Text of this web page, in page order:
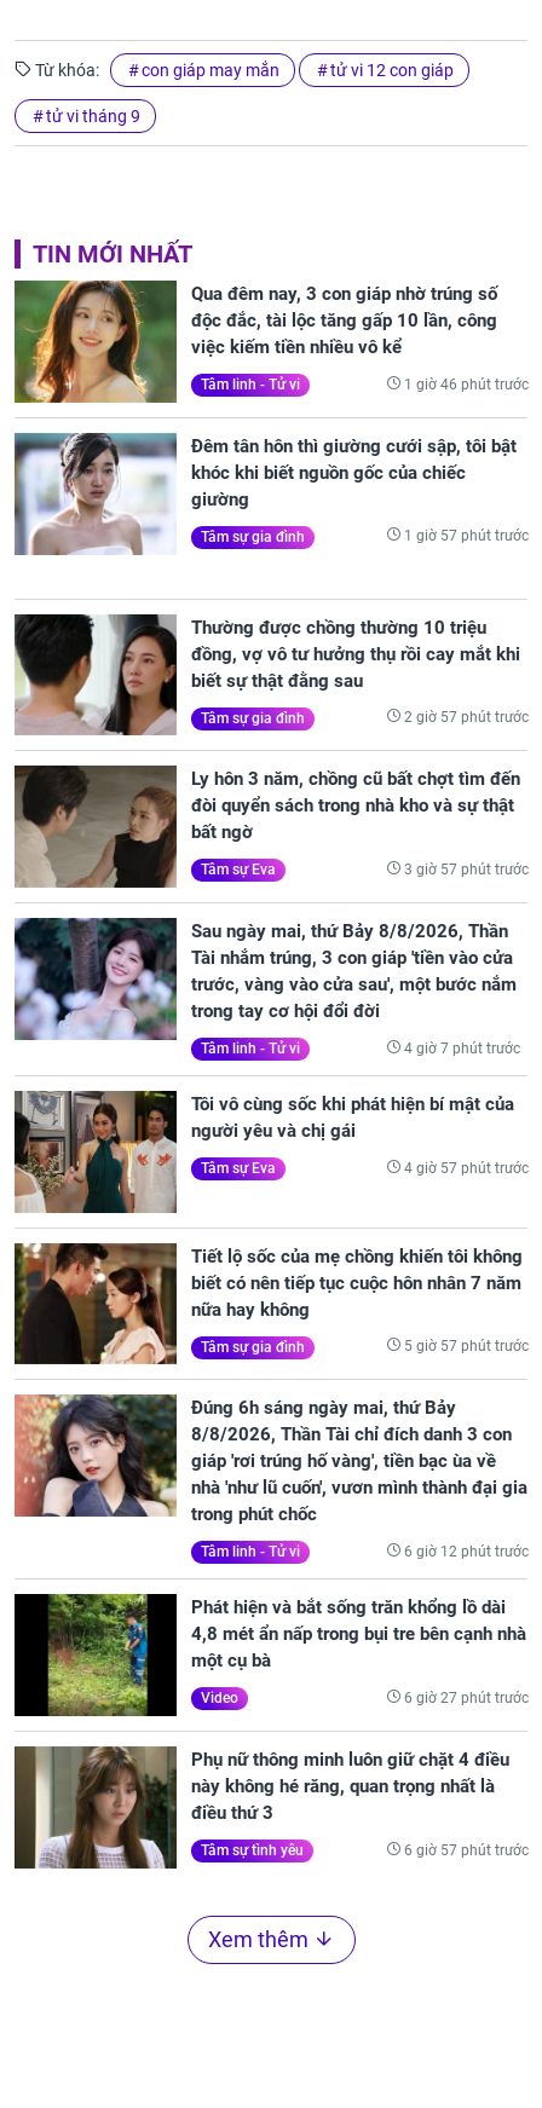
Từ khóa: con giáp may mắn tử vi 12 con giáp
tử vi tháng 9
TIN MỚI NHẤT
Qua đêm nay, 3 con giáp nhờ trúng số
độc đắc, tài lộc tăng gấp 10 lần, công
việc kiếm tiền nhiều vô kể
Tâm linh - Tử vi 1 giờ 46 phút trước
Đêm tân hôn thì giường cưới sập, tôi bật
khóc khi biết nguồn gốc của chiếc
giường
Tâm sự gia đình 1 giờ 57 phút trước
Thường được chồng thường 10 triệu
đồng, vợ vô tư hưởng thụ rồi cay mắt khi
biết sự thật đằng sau
Tâm sự gia đình 2 giờ 57 phút trước
Ly hôn 3 năm, chồng cũ bất chợt tìm đến
đòi quyển sách trong nhà kho và sự thật
bất ngờ
Tâm sự Eva 3 giờ 57 phút trước
Sau ngày mai, thứ Bảy 8/8/2026, Thần
Tài nhắm trúng, 3 con giáp 'tiền vào cửa
trước, vàng vào cửa sau', một bước nắm
trong tay cơ hội đổi đời
Tâm linh - Tử vi 4 giờ 7 phút trước
Tôi vô cùng sốc khi phát hiện bí mật của
người yêu và chị gái
Tâm sự Eva 4 giờ 57 phút trước
Tiết lộ sốc của mẹ chồng khiến tôi không
biết có nên tiếp tục cuộc hôn nhân 7 năm
nữa hay không
Tâm sự gia đình 5 giờ 57 phút trước
Đúng 6h sáng ngày mai, thứ Bảy
8/8/2026, Thần Tài chỉ đích danh 3 con
giáp 'rơi trúng hố vàng', tiền bạc ùa về
nhà 'như lũ cuốn', vươn mình thành đại gia
trong phút chốc
Tâm linh - Tử vi 6 giờ 12 phút trước
Phát hiện và bắt sống trăn khổng lồ dài
4,8 mét ẩn nấp trong bụi tre bên cạnh nhà
một cụ bà
Video 6 giờ 27 phút trước
Phụ nữ thông minh luôn giữ chặt 4 điều
này không hé răng, quan trọng nhất là
điều thứ 3
Tâm sự tình yêu 6 giờ 57 phút trước
Xem thêm